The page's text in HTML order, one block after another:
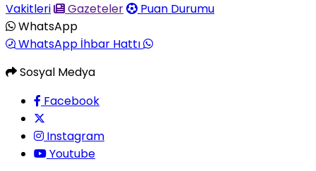
Vakitleri
Gazeteler
Puan Durumu
WhatsApp
WhatsApp İhbar Hattı
Sosyal Medya
Facebook
Instagram
Youtube